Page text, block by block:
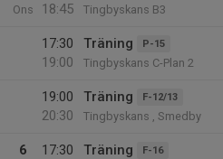
Ons
18:45
Tingbyskans B3
17:30
19:00
Träning P-15
Tingbyskans C-Plan 2
19:00
20:30
Träning F-12/13
Tingbyskans , Smedby
6
17:30
Träning F-16